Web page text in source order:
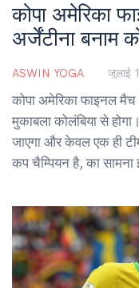
कोपा अमेरिका
अर्जेंटीना बनाम
ASWIN YOGA जुलाई
कोपा अमेरिका फाइनल
मुकाबला कोलंबिया से
जाएगा और केवल एक ही टीम
कप चैम्पियन है, का सामना